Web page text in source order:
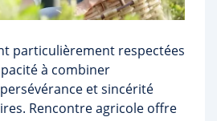
particulièrement respectées
à combiner
et sincérité
Rencontre agricole offre